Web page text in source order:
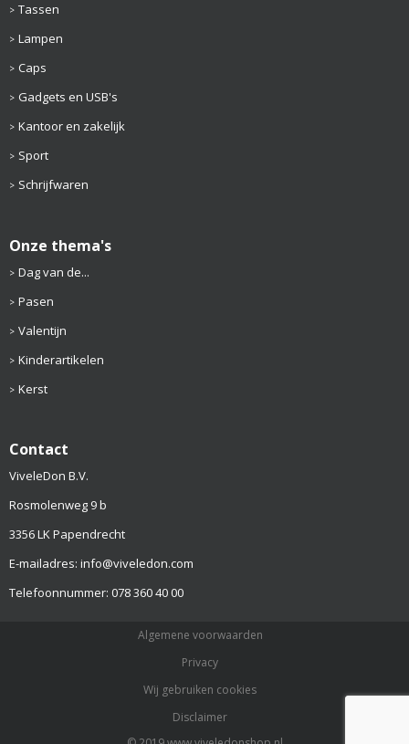
Tassen
Lampen
Caps
Gadgets en USB's
Kantoor en zakelijk
Sport
Schrijfwaren
Onze thema's
Dag van de...
Pasen
Valentijn
Kinderartikelen
Kerst
Contact
ViveleDon B.V.
Rosmolenweg 9 b
3356 LK Papendrecht
E-mailadres: info@viveledon.com
Telefoonnummer: 078 360 40 00
Algemene voorwaarden
Privacy
Wij gebruiken cookies
Disclaimer